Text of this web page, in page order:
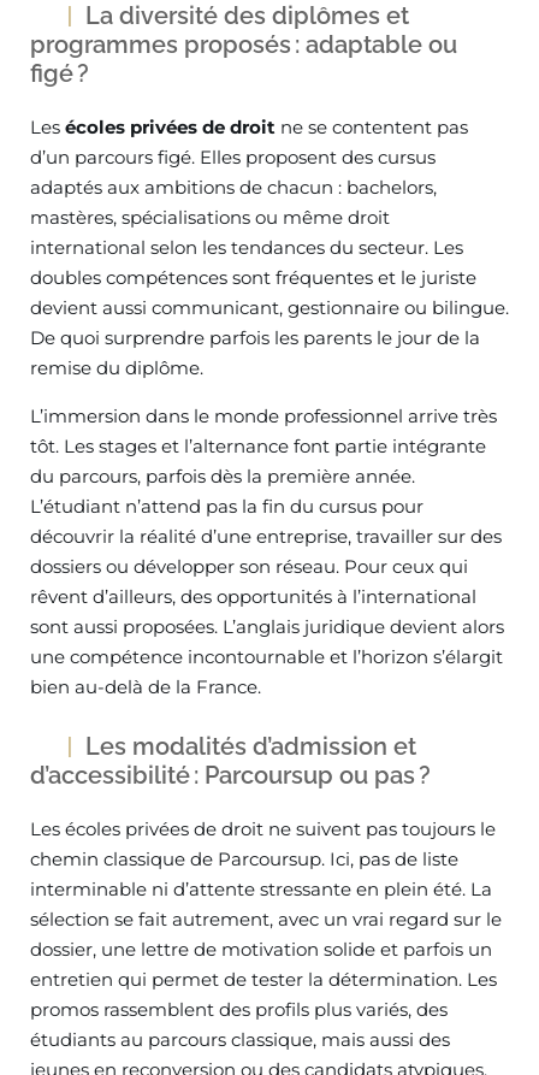
La diversité des diplômes et
programmes proposés : adaptable ou
figé ?
Les écoles privées de droit ne se contentent pas
d’un parcours figé. Elles proposent des cursus
adaptés aux ambitions de chacun : bachelors,
mastères, spécialisations ou même droit
international selon les tendances du secteur. Les
doubles compétences sont fréquentes et le juriste
devient aussi communicant, gestionnaire ou bilingue.
De quoi surprendre parfois les parents le jour de la
remise du diplôme.
L’immersion dans le monde professionnel arrive très
tôt. Les stages et l’alternance font partie intégrante
du parcours, parfois dès la première année.
L’étudiant n’attend pas la fin du cursus pour
découvrir la réalité d’une entreprise, travailler sur des
dossiers ou développer son réseau. Pour ceux qui
rêvent d’ailleurs, des opportunités à l’international
sont aussi proposées. L’anglais juridique devient alors
une compétence incontournable et l’horizon s’élargit
bien au-delà de la France.
Les modalités d’admission et
d’accessibilité : Parcoursup ou pas ?
Les écoles privées de droit ne suivent pas toujours le
chemin classique de Parcoursup. Ici, pas de liste
interminable ni d’attente stressante en plein été. La
sélection se fait autrement, avec un vrai regard sur le
dossier, une lettre de motivation solide et parfois un
entretien qui permet de tester la détermination. Les
promos rassemblent des profils plus variés, des
étudiants au parcours classique, mais aussi des
jeunes en reconversion ou des candidats atypiques.